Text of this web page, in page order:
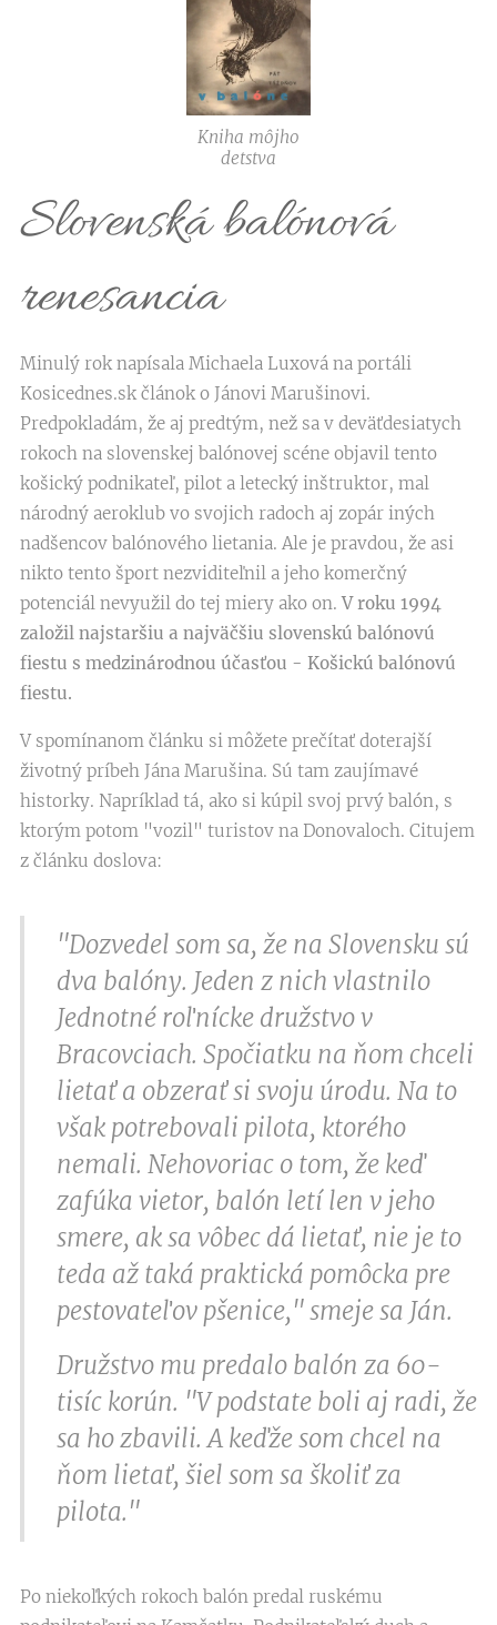
Kniha môjho
detstva
Slovenská balónová
renesancia
Minulý rok napísala Michaela Luxová na portáli
Kosicednes.sk článok o Jánovi Marušinovi.
Predpokladám, že aj predtým, než sa v deväťdesiatych
rokoch na slovenskej balónovej scéne objavil tento
košický podnikateľ, pilot a letecký inštruktor, mal
národný aeroklub vo svojich radoch aj zopár iných
nadšencov balónového lietania. Ale je pravdou, že asi
nikto tento šport nezviditeľnil a jeho komerčný
potenciál nevyužil do tej miery ako on.V roku 1994
založil najstaršiu a najväčšiu slovenskú balónovú
fiestu s medzinárodnou účasťou - Košickú balónovú
fiestu.
V spomínanom článku si môžete prečítať doterajší
životný príbeh Jána Marušina. Sú tam zaujímavé
historky. Napríklad tá, ako si kúpil svoj prvý balón, s
ktorým potom "vozil" turistov na Donovaloch. Citujem
z článku doslova:
"Dozvedel som sa, že na Slovensku sú
dva balóny. Jeden z nich vlastnilo
Jednotné roľnícke družstvo v
Bracovciach. Spočiatku na ňom chceli
lietať a obzerať si svoju úrodu. Na to
však potrebovali pilota, ktorého
nemali. Nehovoriac o tom, že keď
zafúka vietor, balón letí len v jeho
smere, ak sa vôbec dá lietať, nie je to
teda až taká praktická pomôcka pre
pestovateľov pšenice," smeje sa Ján.
Družstvo mu predalo balón za 60-
tisíc korún. "V podstate boli aj radi, že
sa ho zbavili. A keďže som chcel na
ňom lietať, šiel som sa školiť za
pilota."
Po niekoľkých rokoch balón predal ruskému